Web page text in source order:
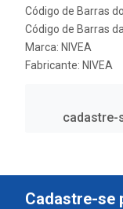
Código de Barras
Código de Barras
Marca: NIVEA
Fabricante: NIVEA
cadastre-
Cadastre-se